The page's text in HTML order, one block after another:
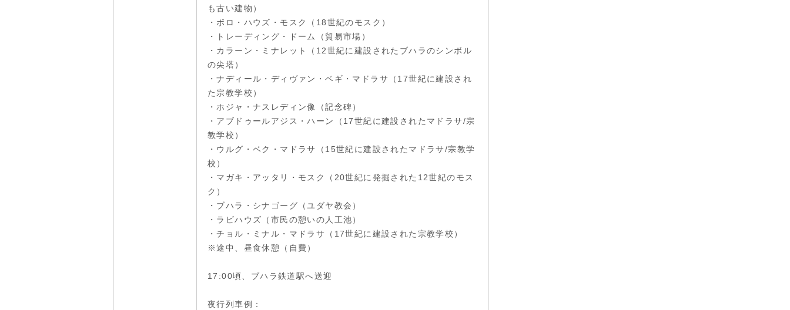
も古い建物）
・ボロ・ハウズ・モスク（18世紀のモスク）
・トレーディング・ドーム（貿易市場）
・カラーン・ミナレット（12世紀に建設されたブハラのシンボル
の尖塔）
・ナディール・ディヴァン・ベギ・マドラサ（17世紀に建設され
た宗教学校）
・ホジャ・ナスレディン像（記念碑）
・アブドゥールアジス・ハーン（17世紀に建設されたマドラサ/宗
教学校）
・ウルグ・ベク・マドラサ（15世紀に建設されたマドラサ/宗教学
校）
・マガキ・アッタリ・モスク（20世紀に発掘された12世紀のモス
ク）
・ブハラ・シナゴーグ（ユダヤ教会）
・ラビハウズ（市民の憩いの人工池）
・チョル・ミナル・マドラサ（17世紀に建設された宗教学校）
※途中、昼食休憩（自費）
17:00頃、ブハラ鉄道駅へ送迎
夜行列車例：